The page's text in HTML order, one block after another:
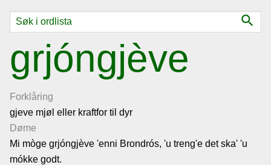
search
grjóngjève
Forklåring
gjeve mjøl eller kraftfor til dyr
Døme
Mi mòge grjóngjève 'enni Brondrós, 'u treng'e det ska' 'u
mókke godt.
Ordliste
Om
vallemålet
Gjestebok